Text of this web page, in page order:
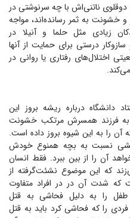
برادران دوقلوی ناتنی‌اش با چه سرنوشتی در
و خشونت به ثمر رسانده‌اند، مواجه
زیادی مثل حلما و آنیلا در
درستی برای حمایت از آنها
اختلال‌های رفتاری یا روانی در
دانشگاه درباره ریشه بروز این
فرزند همسرش مرتکب خشونت
را به این شیوه بروز داده است.
نسبت به بچه همنوع خودش
آن را از بین ببرد. فقط انسان
که این موضوع نشئت‌گرفته از
که شدت آن در در افراد متفاوت
را به دلیل فحاشی به قتل
را که فحاشی کرد باید به قتل